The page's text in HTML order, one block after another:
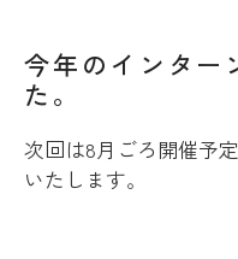
今年のインター
た。
次回は8月ごろ開催予
いたします。